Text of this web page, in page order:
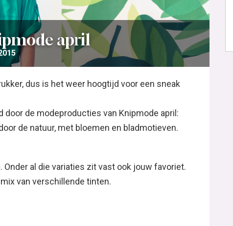
april
dus is het weer hoogtijd voor een sneak
door de modeproducties van Knipmode april:
de natuur, met bloemen en bladmotieven.
al die variaties zit vast ook jouw favoriet.
van verschillende tinten.